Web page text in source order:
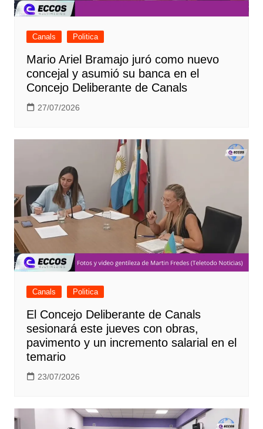
Canals Politica
Mario Ariel Bramajo juró como nuevo
concejal y asumió su banca en el
Concejo Deliberante de Canals
27/07/2026
Canals Politica
El Concejo Deliberante de Canals
sesionará este jueves con obras,
pavimento y un incremento salarial en el
temario
23/07/2026